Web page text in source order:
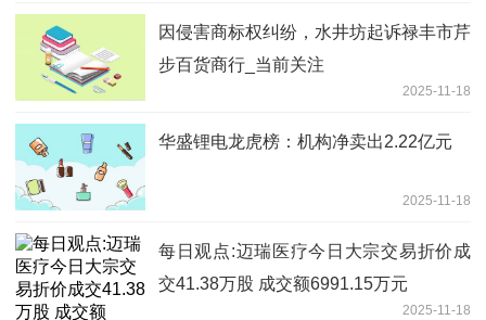
因侵害商标权纠纷，水井坊起诉禄丰市芹
步百货商行_当前关注
2025-11-18
华盛锂电龙虎榜：机构净卖出2.22亿元
2025-11-18
每日观点:迈瑞医疗今日大宗交易折价成
交41.38万股 成交额6991.15万元
2025-11-18